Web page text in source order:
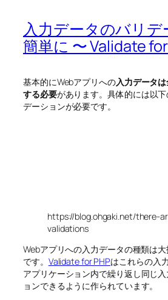
入力データのバリデ
簡単に 〜 Validate
基本的にWebアプリへの入力データ
する必要があります。具体的には以
デーションが必要です。
https://blog.ohgaki.net/there-
validations
Webアプリへの入力データの種類は
です。 Validate for PHPはこれらの入
アプリケーション内で繰り返し同じ
ョンできるように作られています。